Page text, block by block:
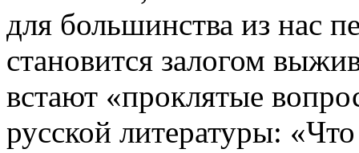
для большинства из нас
становится залогом
встают «проклятые
русской литературы: